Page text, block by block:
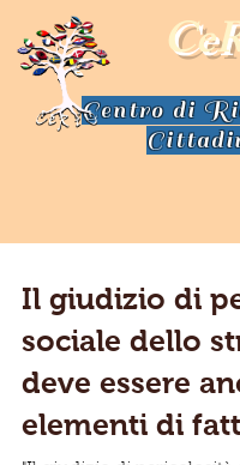
Centro di
Il giudizio di
sociale dello
deve essere
elementi di